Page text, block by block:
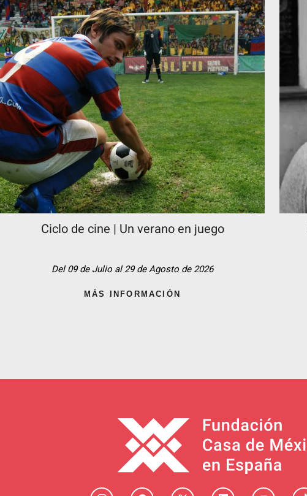
Ciclo de cine | Un verano en juego
Del 09 de Julio al 29 de Agosto de 2026
MÁS INFORMACIÓN